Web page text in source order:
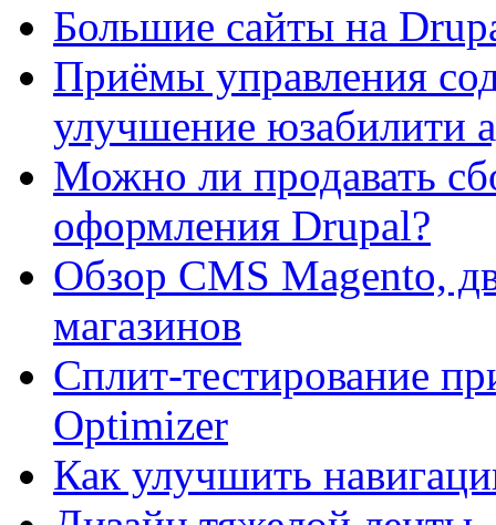
Большие сайты на
Приёмы управления
улучшение юзабилити
Можно ли продавать
оформления Drupal?
Обзор CMS Magento,
магазинов
Сплит-тестирование
Optimizer
Как улучшить